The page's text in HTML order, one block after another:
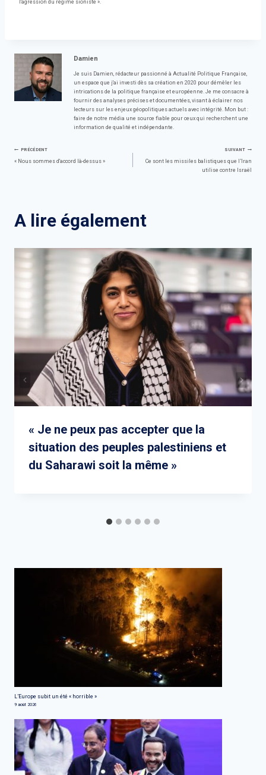
l'agression du régime sioniste ».
Damien
Je suis Damien, rédacteur passionné à Actualité Politique Française,
un espace que j'ai investi dès sa création en 2020 pour démêler les
intrications de la politique française et européenne. Je me consacre à
fournir des analyses précises et documentées, visant à éclairer nos
lecteurs sur les enjeux géopolitiques actuels avec intégrité. Mon but :
faire de notre média une source fiable pour ceux qui recherchent une
information de qualité et indépendante.
Navigation
PRÉCÉDENT
« Nous sommes d'accord là-dessus »
SUIVANT
Ce sont les missiles balistiques que l’Iran
utilise contre Israël
A lire également
« Je ne peux pas accepter que la
situation des peuples palestiniens et
du Saharawi soit la même »
L’Europe subit un été « horrible »
9 août 2026